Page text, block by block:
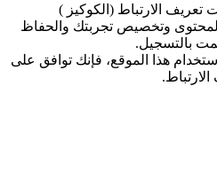
تعريف الارتباط (الكوكيز )
وتخصيص تجربتك والحفاظ
بالتسجيل.
هذا الموقع، فإنك توافق على